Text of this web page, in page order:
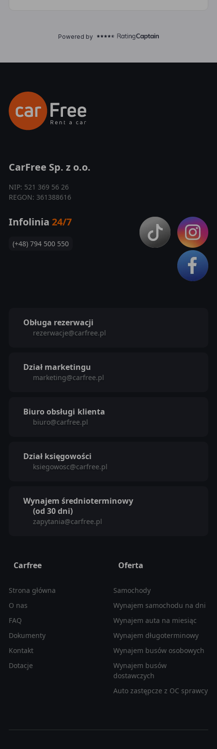
CarFree Sp. z o.o.
NIP: 521 369 56 26
REGON: 361388616
Infolinia 24/7
(+48) 794 500 550
Obługa rezerwacji
rezerwacje@carfree.pl
Dział marketingu
marketing@carfree.pl
Biuro obsługi klienta
biuro@carfree.pl
Dział księgowości
ksiegowosc@carfree.pl
Wynajem średnioterminowy
(od 30 dni)
zapytania@carfree.pl
Carfree
Strona główna
O nas
FAQ
Dokumenty
Kontakt
Dotacje
Oferta
Samochody
Wynajem samochodu na dni
Wynajem auta na miesiąc
Wynajem długoterminowy
Wynajem busów osobowych
Wynajem busów
dostawczych
Auto zastępcze z OC sprawcy